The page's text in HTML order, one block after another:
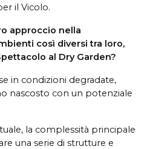
il Vicolo.
approccio nella
così diversi tra loro,
al Dry Garden?
in condizioni degradate,
nascosto con un potenziale
la complessità principale
una serie di strutture e